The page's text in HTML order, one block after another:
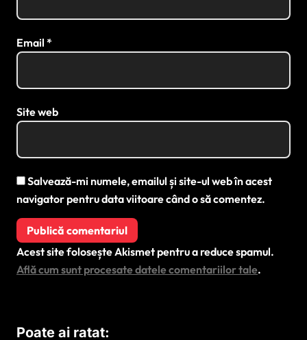
Email *
Site web
Salvează-mi numele, emailul și site-ul web în acest
navigator pentru data viitoare când o să comentez.
Acest site folosește Akismet pentru a reduce spamul.
Află cum sunt procesate datele comentariilor tale.
Poate ai ratat: